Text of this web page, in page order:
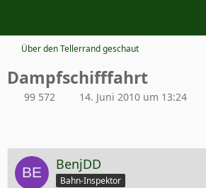
Über den Tellerrand geschaut
Dampfschifffahrt
99 572 14. Juni 2010 um 13:24
BenjDD
Bahn-Inspektor